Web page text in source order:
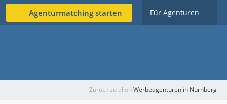
Agenturmatching starten Für Agenturen
Zurück zu allenWerbeagenturen in Nürnberg